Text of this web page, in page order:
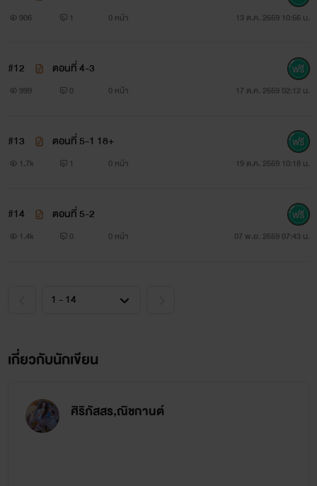
จากปากของใครทั้งนั้น และเขาต้องได้ด้วยความเต็มใจของเธอเอง
กระนั้น เขาก็ยังเลือกใช้วิธี ‘บีบ’ ให้เธอยอมจำนนแต่โดยดี ถึงแม้
จะไม่ใช่วิธีที่สะอาดนัก แต่เขาก็พอใจ และเขาก็เคารพเพียงแค่
ผมเป็นคนแรก ผมพร้อมจะซื้อ” คับฟ้าพูดเสียงเย็นเน้นเสียงใน
ตอนท้ายด้วยความหยามหยันอย่างชัดเจน ไม่สนใจคำสั่งที่อีกฝ่าย
อย่างไม่ยอมแพ้ ถึงแม้ตอนนี้ตนเองจะอยู่ในลักษณะที่เสียเปรียบ
ก็ตามที และถึงแม้จะหวาดกลัวต่อลักษณะที่ล่อแหลมของตนเพียง
คลั่งเมื่อได้ยินคำพูดเสียงหยาบคายนั้น จนมือบางข้างหนึ่งเป็น
เหลาด้านซ้ายเต็มแรง ก่อนจะสะบัดหลังมือใส่อีกฉาดด้วยความ
เดือดดาลเต็มที่ เสียงเนื้อกระทบเนื้อดังสนั่น
906 1 0 หน้า 13 ต.ค. 2559 10:56 น.
#12 ตอนที่ 4-3
999 0 0 หน้า 17 ต.ค. 2559 02:12 น.
#13 ตอนที่ 5-1 18+
1.7k 1 0 หน้า 19 ต.ค. 2559 10:18 น.
#14 ตอนที่ 5-2
1.4k 0 0 หน้า 07 พ.ย. 2559 07:43 น.
เกี่ยวกับนักเขียน
ศิริภัสสร,ณิชกานต์